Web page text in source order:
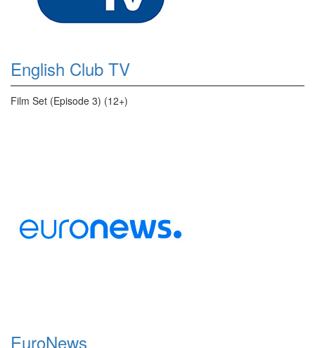
English Club TV
Film Set (Episode 3) (12+)
EuroNews